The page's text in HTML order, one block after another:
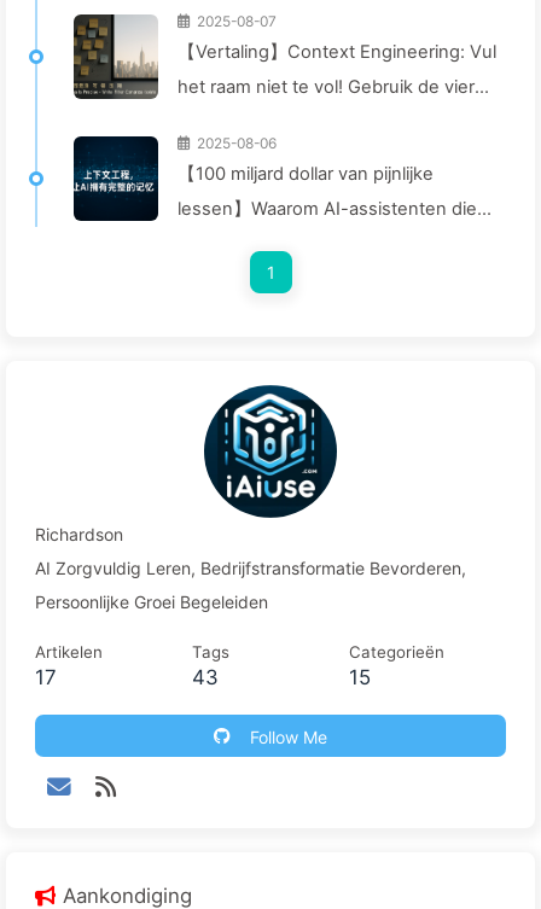
2025-08-07
【Vertaling】Context Engineering: Vul
het raam niet te vol! Gebruik de vier
comprimeren en isoleren, houd ruis
2025-08-06
【100 miljard dollar van pijnlijke
lessen】Waarom AI-assistenten die
"vergeten" op cruciale momenten en
Langzaam leren AI169
1
Richardson
AI Zorgvuldig Leren, Bedrijfstransformatie Bevorderen,
Persoonlijke Groei Begeleiden
Artikelen
17
Tags
43
Categorieën
15
Follow Me
Aankondiging